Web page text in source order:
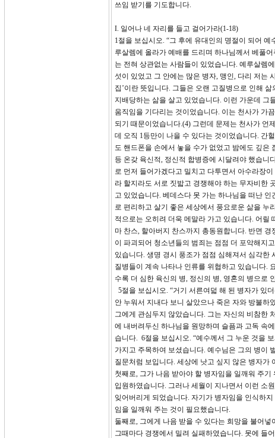
쓰임 받기를 기도합니다.
I. 일어나 네 자리를 들고 걸어가라(1-18)
1절을 보십시오. “그 후에 유대인의 명절이 되어
루살렘에 올라가 예배를 드리며 하나님께서 베풀
는 전혀 상관없는 사람들이 있었습니다. 예루살렘
섯이 있었고 그 안에는 많은 병자, 맹인, 다리 저는
집’이란 뜻입니다. 그들은 오랜 고질병으로 인해
지배당하는 삶을 살고 있었습니다. 이런 가운데 그
움직임을 기다리는 것이었습니다. 이는 천사가 가
되기 때문이었습니다.(4) 그런데 문제는 천사가 언
데 오직 1등만이 나을 수 있다는 것이었습니다. 간
도 핸드폰을 손에서 놓을 수가 없었고 밤에도 깊은
등 온갖 육신적, 정신적 합병증에 시달려야 했습니
로 먼저 들어가겠다고 밀치고 다투면서 아수라장
라 할지라도 서로 짓밟고 경쟁해야 하는 무자비한
고 있었습니다. 베데스다 못 가는 하나님을 떠난
로 편리하고 살기 좋은 세상에서 풍요로운 삶을 누
적으로는 오히려 더욱 메말라 가고 있습니다. 어릴
마 찬스, 할아버지 찬스까지 총동원합니다. 반면
이 파괴되어 청소년들의 범죄는 점점 더 포악해지
있습니다. 생명 경시 풍조가 점점 심해져서 심각한
질병들이 계속 나타나 인류를 위협하고 있습니다.
수록 더 심한 육신의 병, 정신의 병, 영혼의 병으로
5절을 보십시오. “거기 서른여덟 해 된 병자가 있
안 누워서 지내다 보니 살았으나 죽은 자와 방불하
그에게 관심두지 않았습니다. 그는 자신의 비참한
에 내버려두신 하나님을 원망하며 슬픔과 고독 속
습니다. 6절을 보십시오. “예수께서 그 누운 것을
가지고 주목하여 보셨습니다. 예수님은 그의 병이
질문처럼 보입니다. 세상에 낫고 싶지 않은 병자가
첫째로, 그가 나음 받아야 할 병자임을 일깨워 주
입원하였습니다. 그러나 세월이 지나면서 이런 소
잊어버리게 되었습니다. 자기가 병자임을 인식하
임을 일깨워 주는 것이 필요했습니다.
둘째로, 그에게 나음 받을 수 있다는 희망을 불어
그때마다 경쟁에서 밀려 실패하였습니다. 못에 들